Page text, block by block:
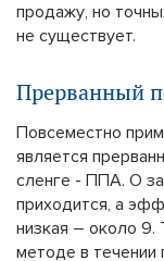
продажу, но
не существует.
Прерванный
Повсеместно
является
сленге - ППА. О
приходится, а
низкая – около 9.
методе в течении